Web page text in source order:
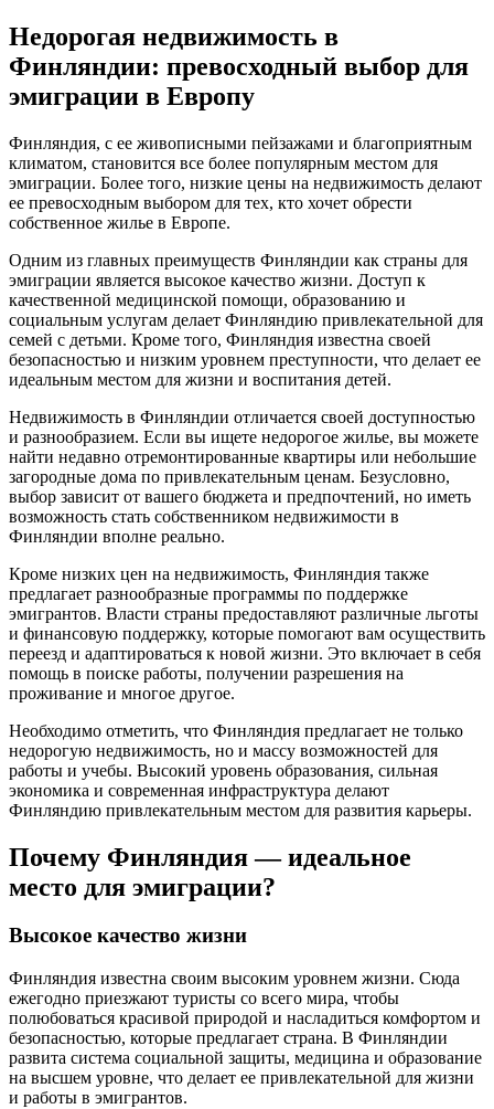
Недорогая недвижимость в
Финляндии: превосходный выбор для
эмиграции в Европу
Финляндия, с ее живописными пейзажами и благоприятным
климатом, становится все более популярным местом для
эмиграции. Более того, низкие цены на недвижимость делают
ее превосходным выбором для тех, кто хочет обрести
собственное жилье в Европе.
Одним из главных преимуществ Финляндии как страны для
эмиграции является высокое качество жизни. Доступ к
качественной медицинской помощи, образованию и
социальным услугам делает Финляндию привлекательной для
семей с детьми. Кроме того, Финляндия известна своей
безопасностью и низким уровнем преступности, что делает ее
идеальным местом для жизни и воспитания детей.
Недвижимость в Финляндии отличается своей доступностью
и разнообразием. Если вы ищете недорогое жилье, вы можете
найти недавно отремонтированные квартиры или небольшие
загородные дома по привлекательным ценам. Безусловно,
выбор зависит от вашего бюджета и предпочтений, но иметь
возможность стать собственником недвижимости в
Финляндии вполне реально.
Кроме низких цен на недвижимость, Финляндия также
предлагает разнообразные программы по поддержке
эмигрантов. Власти страны предоставляют различные льготы
и финансовую поддержку, которые помогают вам осуществить
переезд и адаптироваться к новой жизни. Это включает в себя
помощь в поиске работы, получении разрешения на
проживание и многое другое.
Необходимо отметить, что Финляндия предлагает не только
недорогую недвижимость, но и массу возможностей для
работы и учебы. Высокий уровень образования, сильная
экономика и современная инфраструктура делают
Финляндию привлекательным местом для развития карьеры.
Почему Финляндия — идеальное
место для эмиграции?
Высокое качество жизни
Финляндия известна своим высоким уровнем жизни. Сюда
ежегодно приезжают туристы со всего мира, чтобы
полюбоваться красивой природой и насладиться комфортом и
безопасностью, которые предлагает страна. В Финляндии
развита система социальной защиты, медицина и образование
на высшем уровне, что делает ее привлекательной для жизни
и работы в эмигрантов.